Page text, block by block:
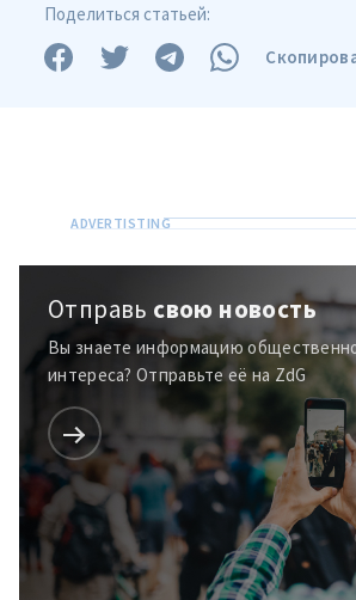
Поделиться статьей:
Отправь свою новость
Вы знаете информацию
интереса? Отправьте её на ZdG